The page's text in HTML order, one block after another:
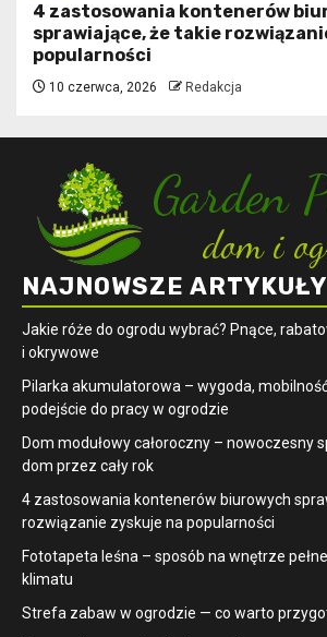
4 zastosowania kontenerów
sprawiające, że takie
popularności
10 czerwca, 2026 Redakcja
NAJNOWSZE ARTYKUŁY
Jakie róże do ogrodu wybrać? Pnące,
i okrywowe
Pilarka akumulatorowa – wygoda,
podejście do pracy w ogrodzie
Dom modułowy całoroczny – nowoczesny
dom przez cały rok
4 zastosowania kontenerów biurowych
rozwiązanie zyskuje na popularności
​Fototapeta leśna – sposób na wnętrze
klimatu
Strefa zabaw w ogrodzie — co warto